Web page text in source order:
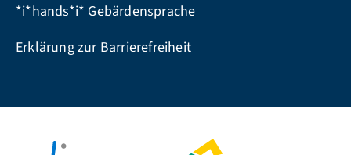
*i*hands*i* Gebärdensprache
Erklärung zur Barrierefreiheit